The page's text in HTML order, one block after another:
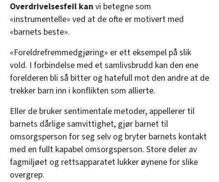
Overdrivelsesfeil kan vi betegne som
«instrumentelle» ved at de ofte er motivert med
«barnets beste».
«Foreldrefremmedgjøring» er ett eksempel på slik
vold. I forbindelse med et samlivsbrudd kan den ene
forelderen bli så bitter og hatefull mot den andre at de
trekker barn inn i konflikten som allierte.
Eller de bruker sentimentale metoder, appellerer til
barnets dårlige samvittighet, gjør barnet til
omsorgsperson for seg selv og bryter barnets kontakt
med en fullt kapabel omsorgsperson. Store deler av
fagmiljøet og rettsapparatet lukker øynene for slike
overgrep.